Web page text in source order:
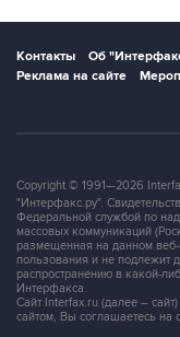
Контакты Об
Реклама на сайте
Copyright © 1991—2026
"Интерфакс.ру".
Федеральной службой по
массовых коммуникаций
размещенная на данном веб-
пользования и не подлежит
распространению в какой-
Интерфакса.
Сайт Interfax.ru (далее –
сайтом, Вы соглашаетесь на